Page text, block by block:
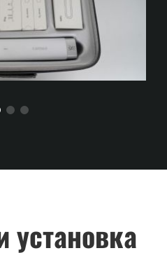
установка